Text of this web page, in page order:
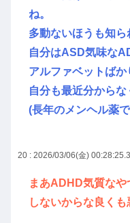
ね。
多動ないほうも知ら
自分はASD気味な
アルファベットばか
自分も最近分から
(長年のメンヘル薬
20 : 2026/03/06(金)
まあADHD気質な
しないからな良くも